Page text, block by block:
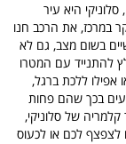
היא עיר
במרכז, את הרכב חנו
בשום מצב, גם לא
להתנייד עם המטרו
אפילו ללכת ברגל,
בכך שהם פחות
של סלוניקי,
לצפצף לכם או לכעוס